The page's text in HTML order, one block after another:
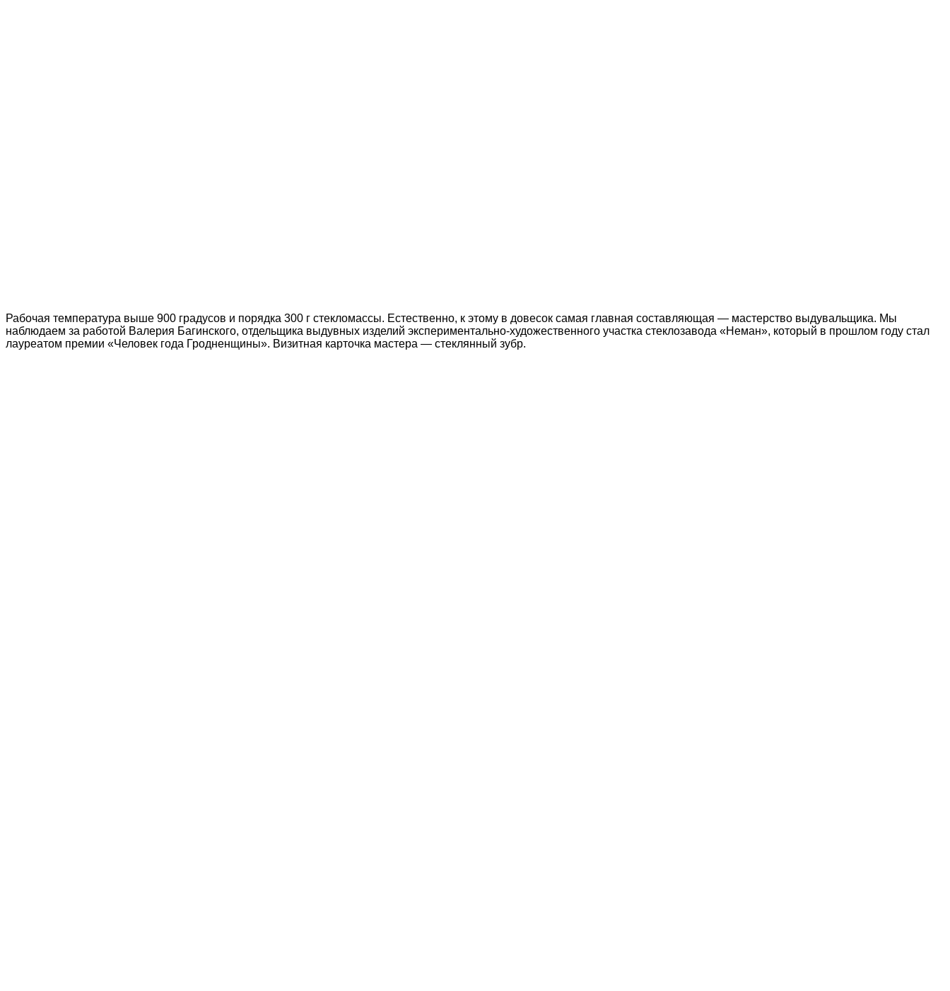
Рабочая температура выше 900 градусов и порядка 300 г стекломассы. Естественно, к этому в довесок самая главная составляющая — мастерство выдувальщика. Мы
наблюдаем за работой Валерия Багинского, отдельщика выдувных изделий экспериментально-художественного участка стеклозавода «Неман», который в прошлом году стал
лауреатом премии «Человек года Гродненщины». Визитная карточка мастера — стеклянный зубр.